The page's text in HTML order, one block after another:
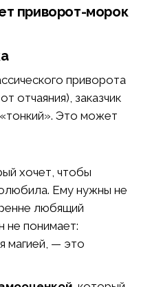
приворот-морок
приворота
отчаяния), заказчик
Это может
хочет, чтобы
Ему нужны не
любящий
не понимает:
магией, — это